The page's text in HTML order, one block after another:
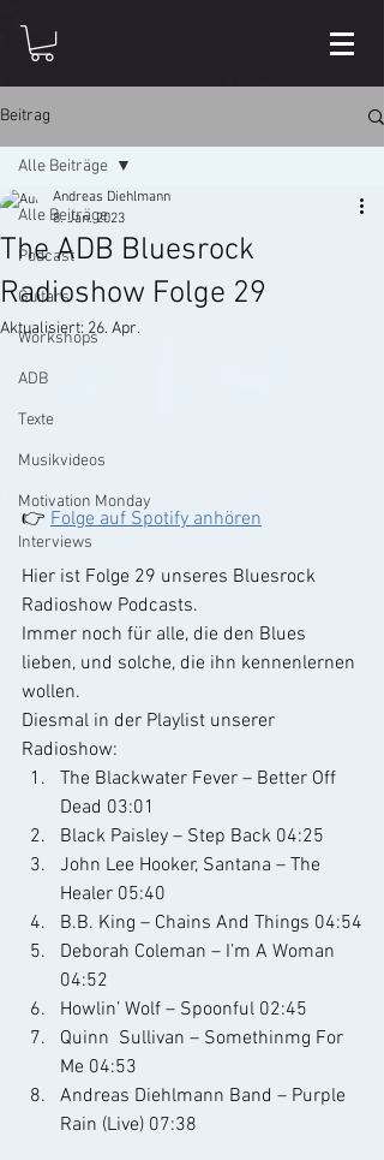
Beitrag
Alle Beiträge
Podcast
Guitars
Workshops
ADB
Texte
Musikvideos
Motivation Monday
Interviews
Alle Beiträge
The ADB Bluesrock
Radioshow Folge 29
Andreas Diehlmann
8. Jan. 2023
Aktualisiert: 26. Apr.
👉 Folge auf Spotify anhören
Hier ist Folge 29 unseres Bluesrock
Radioshow Podcasts.
Immer noch für alle, die den Blues
lieben, und solche, die ihn kennenlernen
wollen.
Diesmal in der Playlist unserer
Radioshow:
The Blackwater Fever – Better Off
Dead 03:01
Black Paisley – Step Back 04:25
John Lee Hooker, Santana – The
Healer 05:40
B.B. King – Chains And Things 04:54
Deborah Coleman – I’m A Woman
04:52
Howlin’ Wolf – Spoonful 02:45
Quinn  Sullivan – Somethinmg For
Me 04:53
Andreas Diehlmann Band – Purple
Rain (Live) 07:38